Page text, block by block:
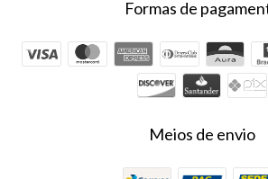
Formas de
Meios de envio